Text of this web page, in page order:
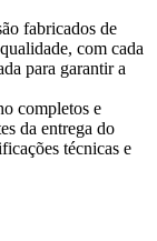
fabricados de
com cada
para garantir a
completos e
da entrega do
técnicas e